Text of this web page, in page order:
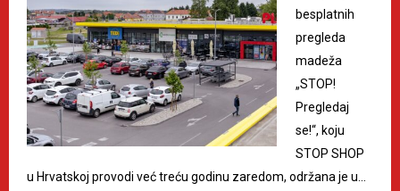
besplatnih
pregleda
madeža
„STOP!
Pregledaj
se!“, koju
STOP SHOP
u Hrvatskoj provodi već treću godinu zaredom, održana je u…